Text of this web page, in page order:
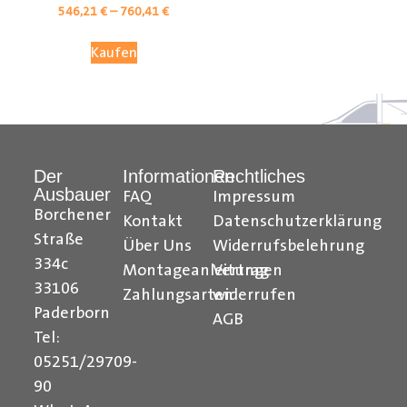
Citroen Berlingo Radkastenschutz, Citroen Jumpy
Radkastenschutz, Citroen Jumper Radkastenschutz,
Citroen Nemo Radkastenschutz, Dacia Dokker
Radkastenschutz, Fiat Doblo Cargo Radkastenschutz,
Fiat Scudo Radkastenschutz, Fiat Ducato
Radkastenschutz, Fiat Fiorino Radkastenschutz, Fiat
Talento Radkastenschutz, Ford Transit Courier
Radkastenschutz, Ford Connect Radkastenschutz, Ford
546,21€–760,41€
Kaufen
Der
Ausbauer
Borchener
Straße
334c
33106
Paderborn
Tel:
05251/29709-
90
Informationen
FAQ
Kontakt
Über Uns
Montageanleitungen
Zahlungsarten
Rechtliches
Impressum
Datenschutzerklärung
Widerrufsbelehrung
Vertrag
widerrufen
AGB